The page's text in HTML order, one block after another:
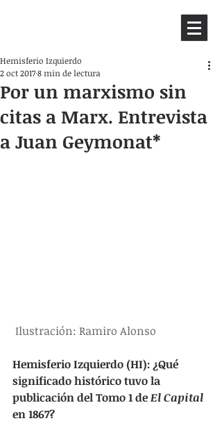
Por un marxismo sin
citas a Marx. Entrevista
a Juan Geymonat*
Hemisferio Izquierdo
2 oct 20178 min de lectura
Ilustración: Ramiro Alonso
Hemisferio Izquierdo (HI): ¿Qué
significado histórico tuvo la
publicación del Tomo 1 de El Capital
en 1867?